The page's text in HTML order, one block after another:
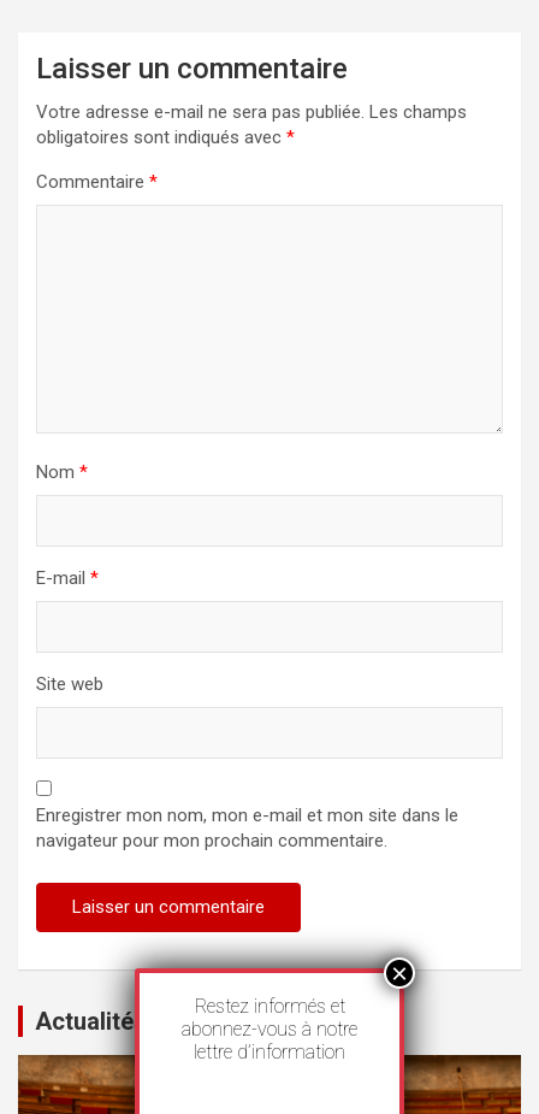
Laisser un commentaire
Votre adresse e-mail ne sera pas publiée. Les champs
obligatoires sont indiqués avec *
Commentaire *
Nom *
E-mail *
Site web
Enregistrer mon nom, mon e-mail et mon site dans le
navigateur pour mon prochain commentaire.
Actualités
Restez informés et
abonnez-vous à notre
lettre d’information